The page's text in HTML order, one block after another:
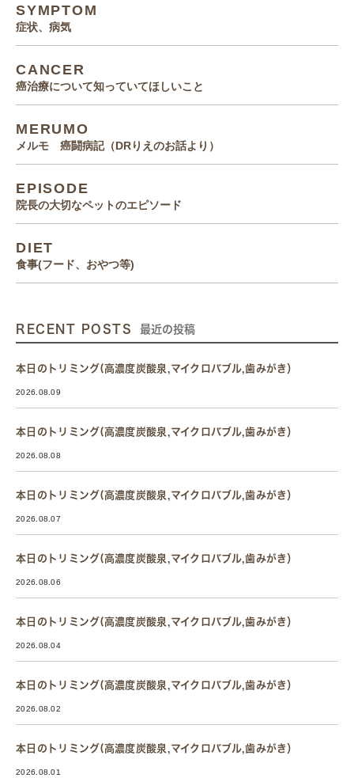
SYMPTOM
症状、病気
CANCER
癌治療について知っていてほしいこと
MERUMO
メルモ 癌闘病記（DRりえのお話より）
EPISODE
院長の大切なペットのエピソード
DIET
食事(フード、おやつ等)
RECENT POSTS 最近の投稿
本日のトリミング(高濃度炭酸泉,マイクロバブル,歯みがき）
2026.08.09
本日のトリミング(高濃度炭酸泉,マイクロバブル,歯みがき）
2026.08.08
本日のトリミング(高濃度炭酸泉,マイクロバブル,歯みがき）
2026.08.07
本日のトリミング(高濃度炭酸泉,マイクロバブル,歯みがき）
2026.08.06
本日のトリミング(高濃度炭酸泉,マイクロバブル,歯みがき）
2026.08.04
本日のトリミング(高濃度炭酸泉,マイクロバブル,歯みがき）
2026.08.02
本日のトリミング(高濃度炭酸泉,マイクロバブル,歯みがき）
2026.08.01